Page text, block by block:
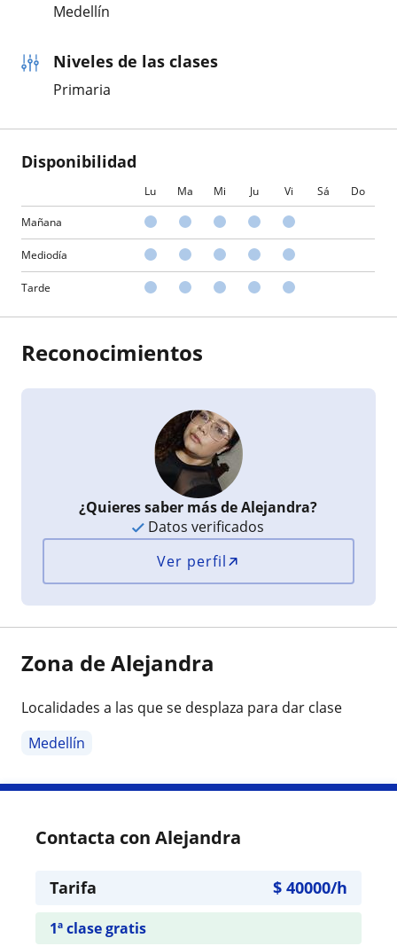
Medellín
Niveles de las clases
Primaria
Disponibilidad
Lu Ma Mi Ju Vi Sá Do
Mañana
Mediodía
Tarde
Reconocimientos
¿Quieres saber más de Alejandra?
Datos verificados
Ver perfil
Zona de Alejandra
Localidades a las que se desplaza para dar clase
Medellín
Contacta con Alejandra
Tarifa $ 40000/h
1ª clase gratis